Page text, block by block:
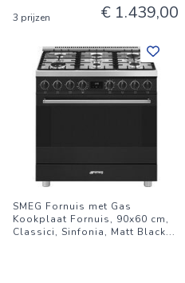
3 prijzen € 1.439,00
SMEG Fornuis met Gas
Kookplaat Fornuis, 90x60 cm,
Classici, Sinfonia, Matt Black...